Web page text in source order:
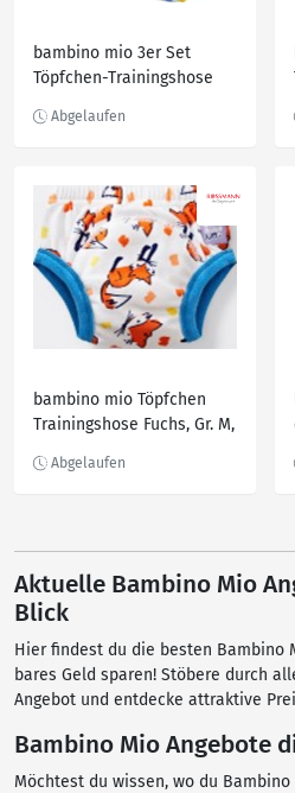
bambino mio 3er Set
Töpfchen-Trainingshose
bambino mio Töpfchen
Trainingshose Fuchs, Gr. M,
Aktuelle Bambino Mio
Blick
Hier findest du die besten Bambino
bares Geld sparen! Stöbere durch
Angebot und entdecke attraktive
Bambino Mio Angebote
Möchtest du wissen, wo du